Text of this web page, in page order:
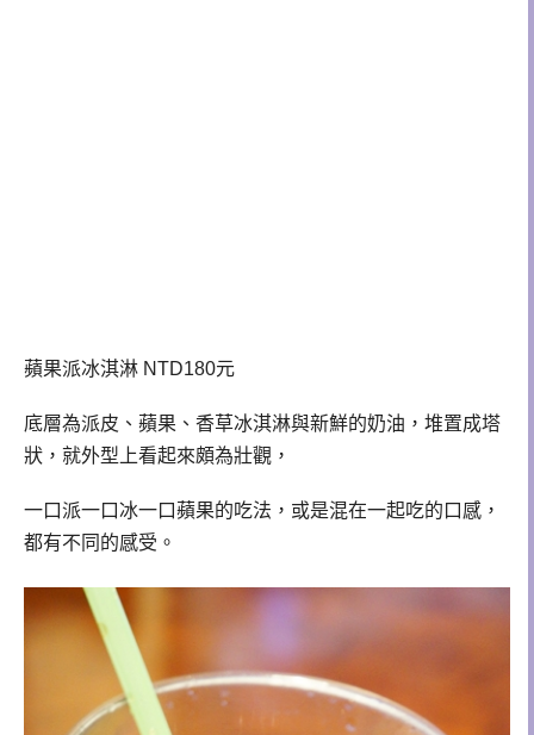
蘋果派冰淇淋 NTD180元
底層為派皮、蘋果、香草冰淇淋與新鮮的奶油，堆置成塔
狀，就外型上看起來頗為壯觀，
一口派一口冰一口蘋果的吃法，或是混在一起吃的口感，
都有不同的感受。